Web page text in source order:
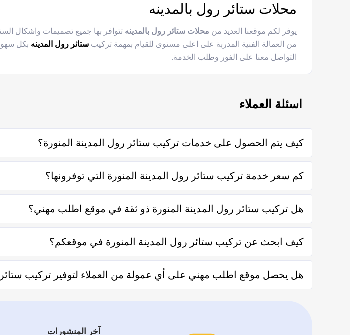
محلات ستائر رول بالمدينه
يوفر لكم موقعنا العديد من محلات ستائر رول بالمدينه
من العمالة الفنية المدربة على اعلى مستوى للقيام بمهمة تركيب ستائر رول المدينه بكل
التواصل معنا على الفور وطلب الخدمة.
اسئلة العملاء
كيف يتم الحصول على خدمات تركيب ستائر رول المدينة المنورة؟
يتم الحصول على خدمات تركيب ستائر رول المدينة المنورة من خلال التواصل معه إما على
والإتفاق.
كم سعر خدمة تركيب ستائر رول المدينة المنورة التي توفرونها؟
تختلف اسعار خدمات تركيب ستائر رول المدينة المنورة وفقاً لعدة عناصر منها قرب المسافة
هل تركيب ستائر رول المدينة المنورة ذو ثقة في موقع اطلب مهني؟
نعم تركيب ستائر رول المدينة المنورة في موقع اطلب مهني ذو ثقة في التعامل فكل الفنيين
كيف ابحث عن تركيب ستائر رول المدينة المنورة في موقعكم؟
يُمكنك البحث عن تركيب ستائر رول المدينة المنورة في موقعنا من خلال تحديد المنطقة ثم تحديد
الفنيين والشركات من خلال العملاء بعد كل زيارة لهم.
هل يحصل موقع اطلب مهني على أي عمولة من العملاء لتوفير تركيب ستائر
آخر المنشورات